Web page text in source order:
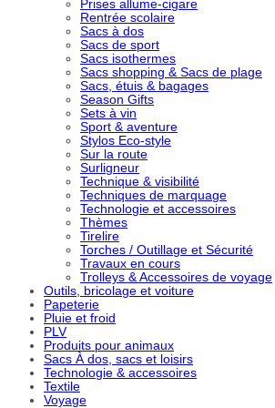
Prises allume-cigare
Rentrée scolaire
Sacs à dos
Sacs de sport
Sacs isothermes
Sacs shopping & Sacs de plage
Sacs, étuis & bagages
Season Gifts
Sets à vin
Sport & aventure
Stylos Eco-style
Sur la route
Surligneur
Technique & visibilité
Techniques de marquage
Technologie et accessoires
Thèmes
Tirelire
Torches / Outillage et Sécurité
Travaux en cours
Trolleys & Accessoires de voyage
Outils, bricolage et voiture
Papeterie
Pluie et froid
PLV
Produits pour animaux
Sacs À dos, sacs et loisirs
Technologie & accessoires
Textile
Voyage